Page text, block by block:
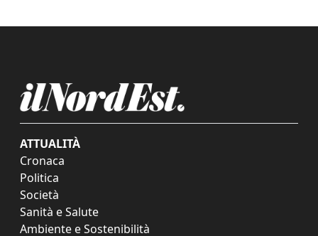
ATTUALITÀ
Cronaca
Politica
Società
Sanità e Salute
Ambiente e Sostenibilità